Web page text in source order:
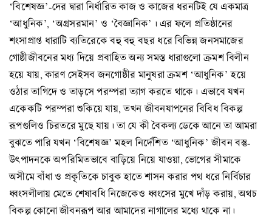
‘বিশেষজ্ঞ’-দের দ্বারা নির্ধারিত কাজ ও কাজের ধরনটিই যে একমাত্র
‘আধুনিক’, ‘অগ্রসরমান’ ও ‘বৈজ্ঞানিক’। এর ফলে প্রতিষ্ঠানের
শংসাপ্রাপ্ত ধারাটি ব্যতিরেকে বহু বহু বছর ধরে বিভিন্ন জনসমাজের
গোষ্ঠীজীবনের মধ্য দিয়ে প্রবাহিত অন্য সমস্ত ধারাগুলো ক্রমশ বিলীন
হয়ে যায়, কারণ সেইসব জনগোষ্ঠীর মানুষরা ক্রমশ ‘আধুনিক’ হয়ে
ওঠার তাগিদে ও তাড়সে পরম্পরা ত্যাগ করতে থাকে। এভাবে যখন
একেকটি পরম্পরা শুকিয়ে যায়, তখন জীবনযাপনের বিবিধ বিকল্প
রূপগুলিও চিরতরে মুছে যায়। তা যে কী বৈকল্য ডেকে আনে তা আমরা
বুঝতে পারি যখন ‘বিশেষজ্ঞ’ মহল নির্দেশিত ‘আধুনিক’ জীবন বস্তু-
উৎপাদনকে অপরিমিতভাবে বাড়িয়ে নিয়ে যাওয়া, ভোগের সীমাকে
অসীমে বাঁধা ও প্রকৃতিকে চাবুক হাতে শাসন করার পথ ধরে নির্বিচার
ধ্বংসলীলায় মেতে শেষাবধি নিজেকেও ধ্বংসের মুখে দাঁড় করায়, অথচ
বিকল্প কোনো জীবনরূপ আর আমাদের নাগালের মধ্যে থাকে না।